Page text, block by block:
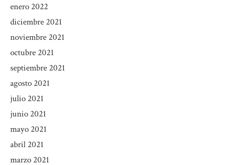
enero 2022
diciembre 2021
noviembre 2021
octubre 2021
septiembre 2021
agosto 2021
julio 2021
junio 2021
mayo 2021
abril 2021
marzo 2021